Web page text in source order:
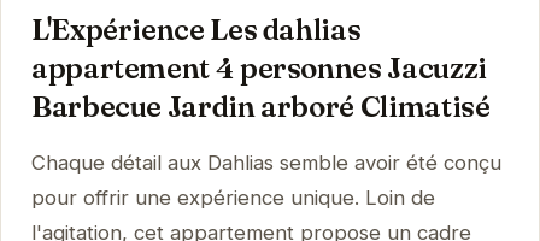
L'Expérience Les dahlias
appartement 4 personnes Jacuzzi
Barbecue Jardin arboré Climatisé
Chaque détail aux Dahlias semble avoir été conçu
pour offrir une expérience unique. Loin de
l'agitation, cet appartement propose un cadre